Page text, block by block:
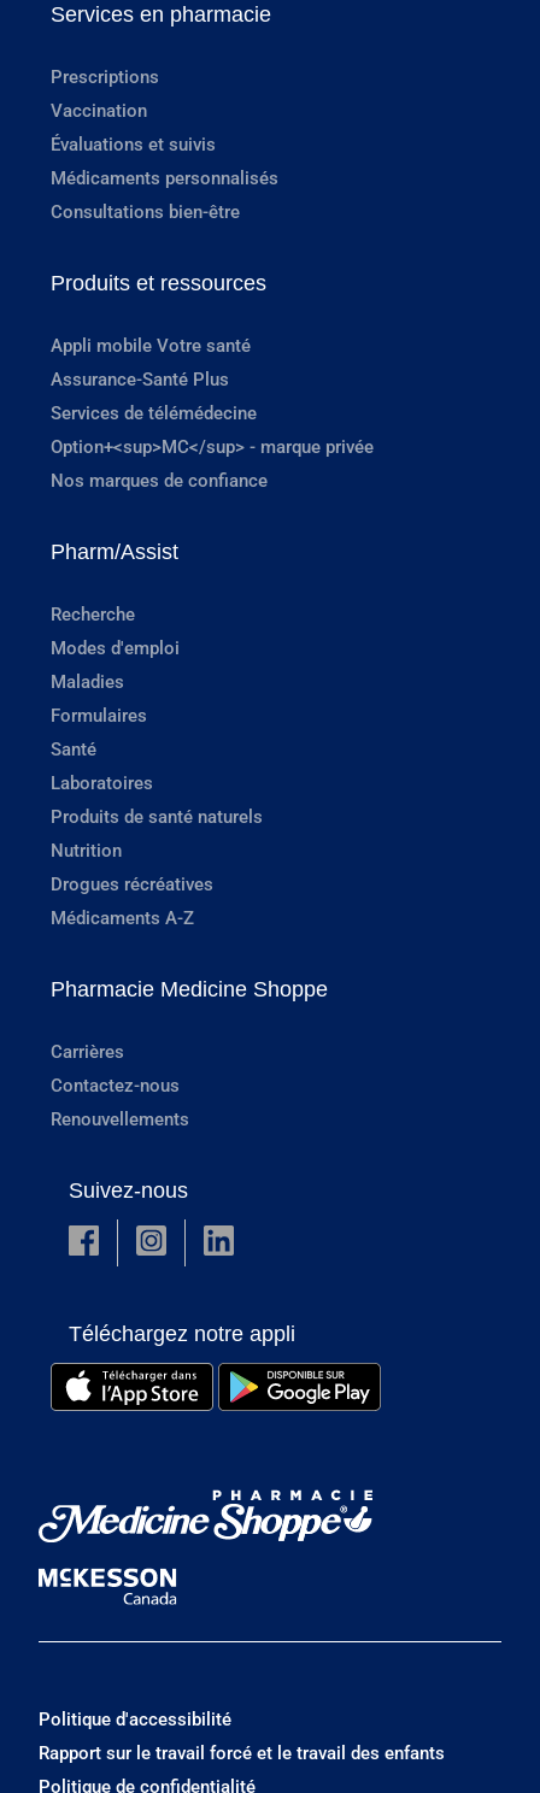
Services en pharmacie
Prescriptions
Vaccination
Évaluations et suivis
Médicaments personnalisés
Consultations bien-être
Produits et ressources
Appli mobile Votre santé
Assurance-Santé Plus
Services de télémédecine
Option+<sup>MC</sup> - marque privée
Nos marques de confiance
Pharm/Assist
Recherche
Modes d'emploi
Maladies
Formulaires
Santé
Laboratoires
Produits de santé naturels
Nutrition
Drogues récréatives
Médicaments A-Z
Pharmacie Medicine Shoppe
Carrières
Contactez-nous
Renouvellements
Suivez-nous
Téléchargez notre appli
Politique d'accessibilité
Rapport sur le travail forcé et le travail des enfants
Politique de confidentialité